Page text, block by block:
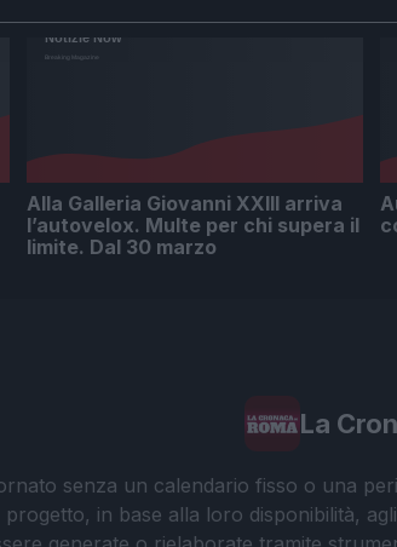
Alla Galleria Giovanni XXIII arriva
l’autovelox. Multe per chi supera il
limite. Dal 30 marzo
La
senza un calendario fisso o una
in base alla loro disponibilità,